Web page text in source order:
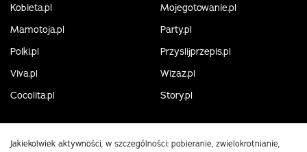
Kobieta.pl
Mojegotowanie.pl
Mamotoja.pl
Party.pl
Polki.pl
Przyslijprzepis.pl
Viva.pl
Wizaz.pl
Cocolita.pl
Story.pl
Jakiekolwiek aktywności, w szczególności: pobieranie, zwielokrotnianie,